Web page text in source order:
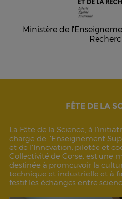
Ministère de
FÊTE DE LA
La Fête de la Science, à
charge de l’Enseignement
et de l’Innovation, pilotée et
Collectivité de Corse, est une
destinée à promouvoir la
technique et industrielle et à
festif les échanges entre